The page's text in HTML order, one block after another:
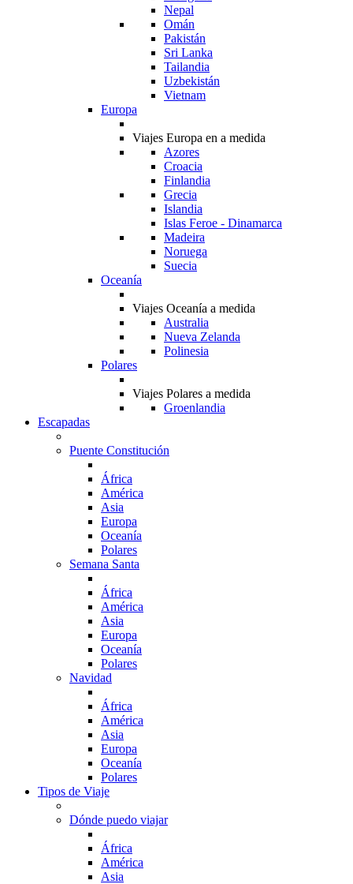
Nepal
Omán
Pakistán
Sri Lanka
Tailandia
Uzbekistán
Vietnam
Europa
Viajes Europa en a medida
Azores
Croacia
Finlandia
Grecia
Islandia
Islas Feroe - Dinamarca
Madeira
Noruega
Suecia
Oceanía
Viajes Oceanía a medida
Australia
Nueva Zelanda
Polinesia
Polares
Viajes Polares a medida
Groenlandia
Escapadas
Puente Constitución
África
América
Asia
Europa
Oceanía
Polares
Semana Santa
África
América
Asia
Europa
Oceanía
Polares
Navidad
África
América
Asia
Europa
Oceanía
Polares
Tipos de Viaje
Dónde puedo viajar
África
América
Asia